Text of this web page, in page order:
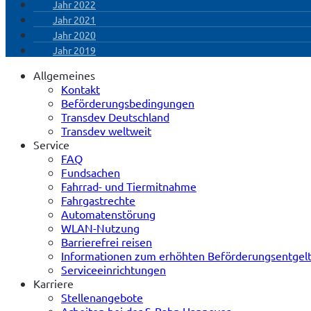
Jahr 2022
Jahr 2021
Jahr 2020
Jahr 2019
Allgemeines
Kontakt
Beförderungsbedingungen
Transdev Deutschland
Transdev weltweit
Service
FAQ
Fundsachen
Fahrrad- und Tiermitnahme
Fahrgastrechte
Automatenstörung
WLAN-Nutzung
Barrierefrei reisen
Informationen zum erhöhten Beförderungsentgelt
Serviceeinrichtungen
Karriere
Stellenangebote